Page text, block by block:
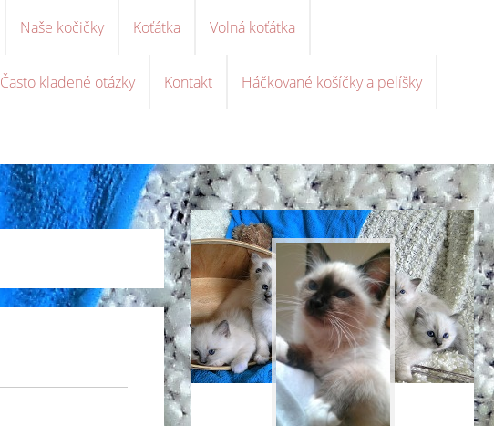
Naše kočičky Koťátka Volná koťátka
Často kladené otázky Kontakt Háčkované košíčky a pelíšky